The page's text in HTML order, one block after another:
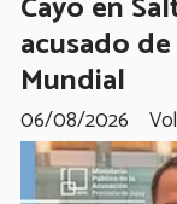
acusado
Mundial
06/08/2026